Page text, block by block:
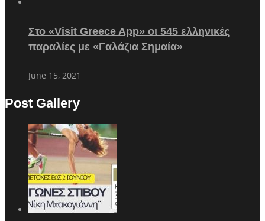
Στο «Visit Greece App» οι 545 ελληνικές
παραλίες με «Γαλάζια Σημαία»
June 15, 2021
Post Gallery